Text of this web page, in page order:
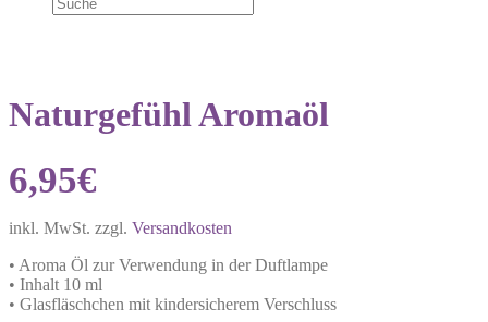
Naturgefühl Aromaöl
6,95€
inkl. MwSt. zzgl. Versandkosten
• Aroma Öl zur Verwendung in der Duftlampe
• Inhalt 10 ml
• Glasfläschchen mit kindersicherem Verschluss